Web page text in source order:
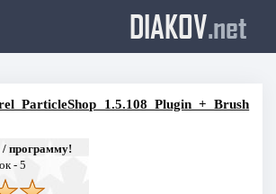
DIAKOV.net
ParticleShop 1.5.108 Plugin + Brush
/ программу!
- 5